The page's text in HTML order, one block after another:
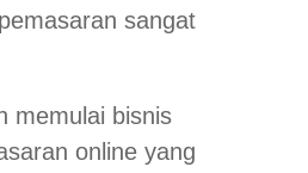
sangat
memulai bisnis
online yang